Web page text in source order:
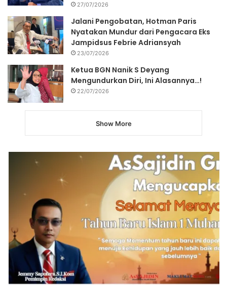
27/07/2026
Jalani Pengobatan, Hotman Paris
Nyatakan Mundur dari Pengacara Eks
Jampidsus Febrie Adriansyah
23/07/2026
Ketua BGN Nanik S Deyang
Mengundurkan Diri, Ini Alasannya…!
22/07/2026
Show More